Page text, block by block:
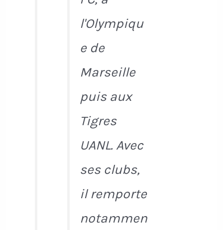
l'Olympiqu
e de
Marseille
puis aux
Tigres
UANL. Avec
ses clubs,
il remporte
notammen